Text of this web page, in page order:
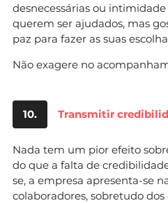
desnecessárias ou intimidade
querem ser ajudados, mas
paz para fazer as suas
Não exagere no
10. Transmitir
Nada tem um pior efeito
do que a falta de
se, a empresa apresenta-se
colaboradores, sobretudo